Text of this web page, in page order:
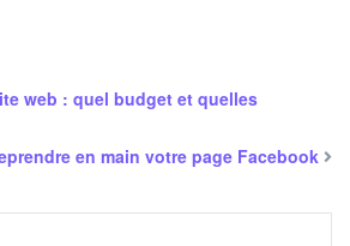
web : quel budget et quelles
en main votre page Facebook